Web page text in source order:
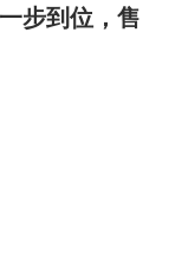
步到位，售